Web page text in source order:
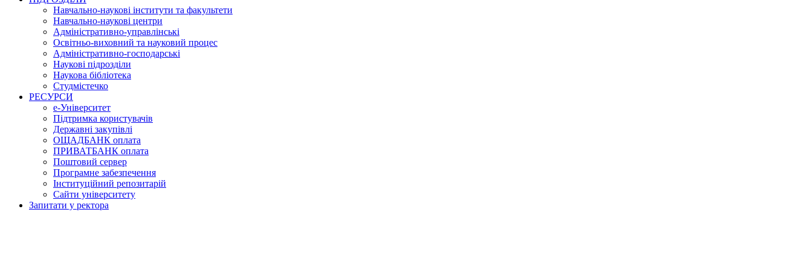
Навчально-наукові інститути та факультети
Навчально-наукові центри
Адміністративно-управлінські
Освітньо-виховний та науковий процес
Адміністративно-господарські
Наукові підрозділи
Наукова бібліотека
Студмістечко
РЕСУРСИ
е-Університет
Підтримка користувачів
Державні закупівлі
ОЩАДБАНК оплата
ПРИВАТБАНК оплата
Поштовий сервер
Програмне забезпечення
Інституційний репозитарій
Сайти університету
Запитати у ректора